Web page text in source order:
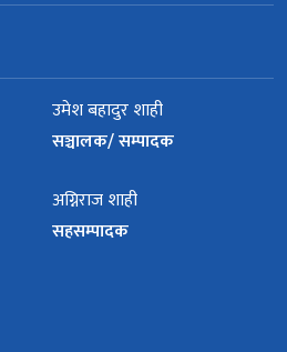
उमेश बहादुर शाही
सञ्चालक/ सम्पादक
अग्निराज शाही
सहसम्पादक